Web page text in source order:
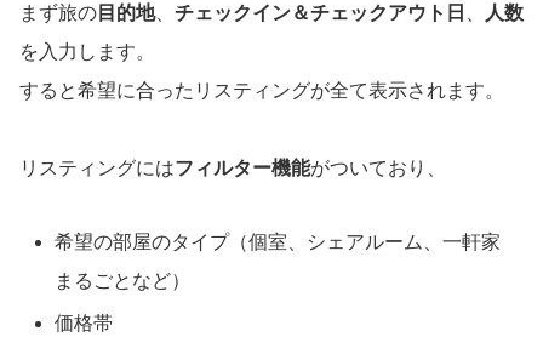
まず旅の 目的地、 チェックイン＆チェックアウト日
人数
を入力します。
すると希望に合ったリスティングが全て表示されます。
リスティングにはフィルター機能がついており、
希望の部屋のタイプ（個室、シェアルーム、一軒家
まるごとなど）
価格帯